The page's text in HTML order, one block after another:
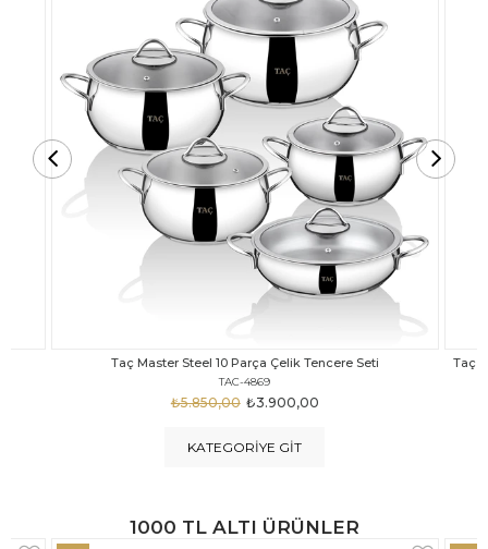
Taç Carabella Döküm Cam Kapak 7 Parça Tencere Seti Siyah
TAC-3817
₺3.250,00
₺4.350,00
KATEGORIYE GIT
1000 TL ALTI ÜRÜNLER